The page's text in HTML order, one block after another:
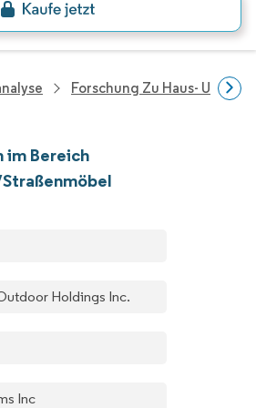
Forschung Zu Haus- Und
im Bereich
Holdings Inc.
Inc